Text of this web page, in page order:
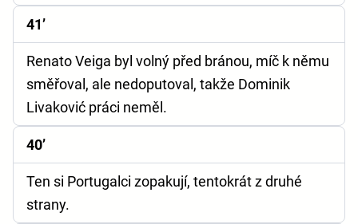
41’
Renato Veiga byl volný před bránou, míč k němu
směřoval, ale nedoputoval, takže Dominik
Livaković práci neměl.
40’
Ten si Portugalci zopakují, tentokrát z druhé
strany.